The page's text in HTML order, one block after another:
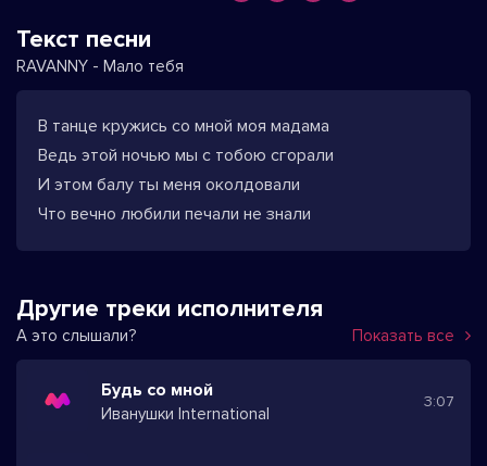
Текст песни
RAVANNY - Мало тебя
В танце кружись со мной моя мадама
Ведь этой ночью мы с тобою сгорали
И этом балу ты меня околдовали
Что вечно любили печали не знали
Другие треки исполнителя
А это слышали? Показать все
Будь со мной
Иванушки International
3:07